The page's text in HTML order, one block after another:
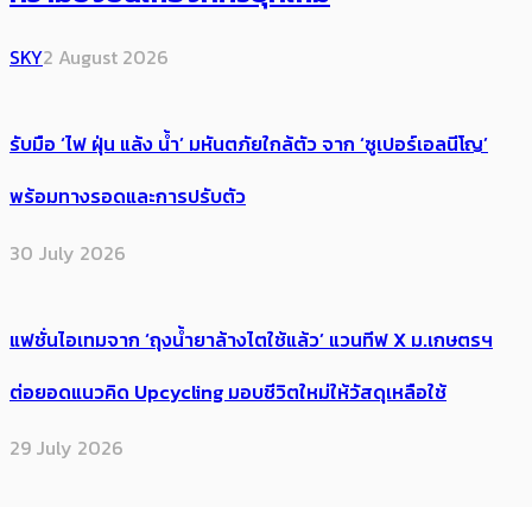
SKY2 August 2026
รับมือ ‘ไฟ ฝุ่น แล้ง น้ำ’ มหันตภัยใกล้ตัว จาก ‘ซูเปอร์เอลนีโญ’
พร้อมทางรอดและการปรับตัว
30 July 2026
แฟชั่นไอเทมจาก ‘ถุงน้ำยาล้างไตใช้แล้ว’ แวนทีฟ X ม.เกษตรฯ
ต่อยอดแนวคิด Upcycling มอบชีวิตใหม่ให้วัสดุเหลือใช้
29 July 2026